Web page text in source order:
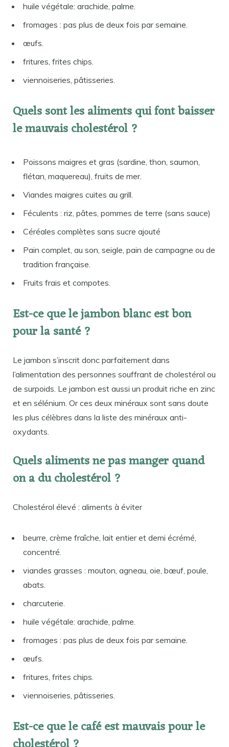
huile végétale: arachide, palme.
fromages : pas plus de deux fois par semaine.
œufs.
fritures, frites chips.
viennoiseries, pâtisseries.
Quels sont les aliments qui font baisser
le mauvais cholestérol ?
Poissons maigres et gras (sardine, thon, saumon,
flétan, maquereau), fruits de mer.
Viandes maigres cuites au grill.
Féculents : riz, pâtes, pommes de terre (sans sauce)
Céréales complètes sans sucre ajouté
Pain complet, au son, seigle, pain de campagne ou de
tradition française.
Fruits frais et compotes.
Est-ce que le jambon blanc est bon
pour la santé ?
Le jambon s’inscrit donc parfaitement dans
l’alimentation des personnes souffrant de cholestérol ou
de surpoids. Le jambon est aussi un produit riche en zinc
et en sélénium. Or ces deux minéraux sont sans doute
les plus célèbres dans la liste des minéraux anti-
oxydants.
Quels aliments ne pas manger quand
on a du cholestérol ?
Cholestérol élevé : aliments à éviter
beurre, crème fraîche, lait entier et demi écrémé,
concentré.
viandes grasses : mouton, agneau, oie, bœuf, poule,
abats.
charcuterie.
huile végétale: arachide, palme.
fromages : pas plus de deux fois par semaine.
œufs.
fritures, frites chips.
viennoiseries, pâtisseries.
Est-ce que le café est mauvais pour le